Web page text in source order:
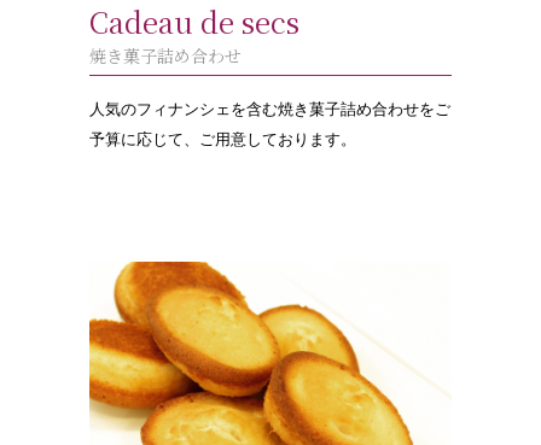
Cadeau de secs
焼き菓子詰め合わせ
人気のフィナンシェを含む焼き菓子詰め合わせをご
予算に応じて、ご用意しております。